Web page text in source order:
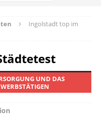
Ingolstadt top im
UND DAS